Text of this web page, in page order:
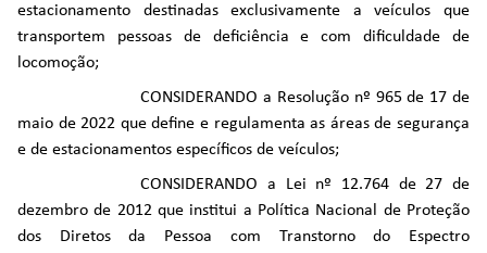
estacionamento destinadas exclusivamente a veículos que
transportem pessoas de deficiência e com dificuldade de
locomoção;
CONSIDERANDO a Resolução nº 965 de 17 de
maio de 2022 que define e regulamenta as áreas de segurança
e de estacionamentos específicos de veículos;
CONSIDERANDO a Lei nº 12.764 de 27 de
dezembro de 2012 que institui a Política Nacional de Proteção
dos Diretos da Pessoa com Transtorno do Espectro